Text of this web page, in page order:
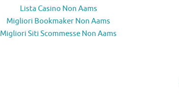
Lista Casino Non Aams
Migliori Bookmaker Non Aams
Migliori Siti Scommesse Non Aams